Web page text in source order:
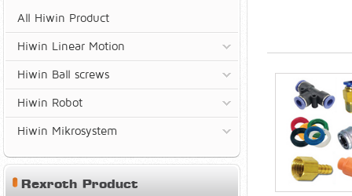
All Hiwin Product
Hiwin Linear Motion
Hiwin Ball screws
Hiwin Robot
Hiwin Mikrosystem
Rexroth Product